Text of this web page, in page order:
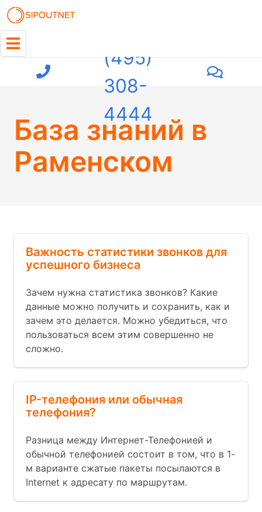
(495)
308-
4444
База знаний в
Раменском
Важность статистики звонков для
успешного бизнеса
Зачем нужна статистика звонков? Какие
данные можно получить и сохранить, как и
зачем это делается. Можно убедиться, что
пользоваться всем этим совершенно не
сложно.
IP-телефония или обычная
телефония?
Разница между Интернет-Телефонией и
обычной телефонией состоит в том, что в 1-
м варианте сжатые пакеты посылаются в
Internet к адресату по маршрутам.